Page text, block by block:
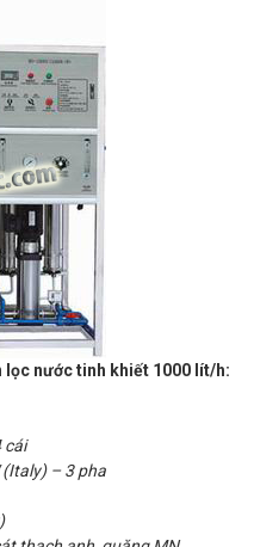
lọc nước tinh khiết 1000 lít/h:
cái
– 3 pha